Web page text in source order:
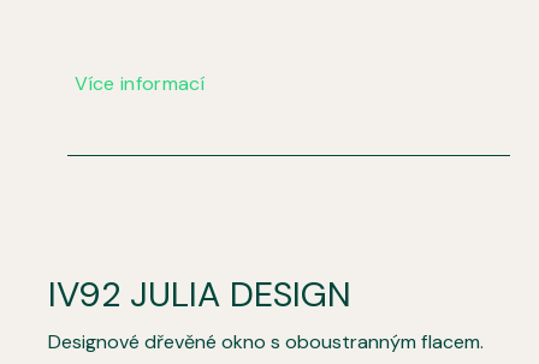
Více informací
IV92 JULIA DESIGN
Designové dřevěné okno s oboustranným flacem.